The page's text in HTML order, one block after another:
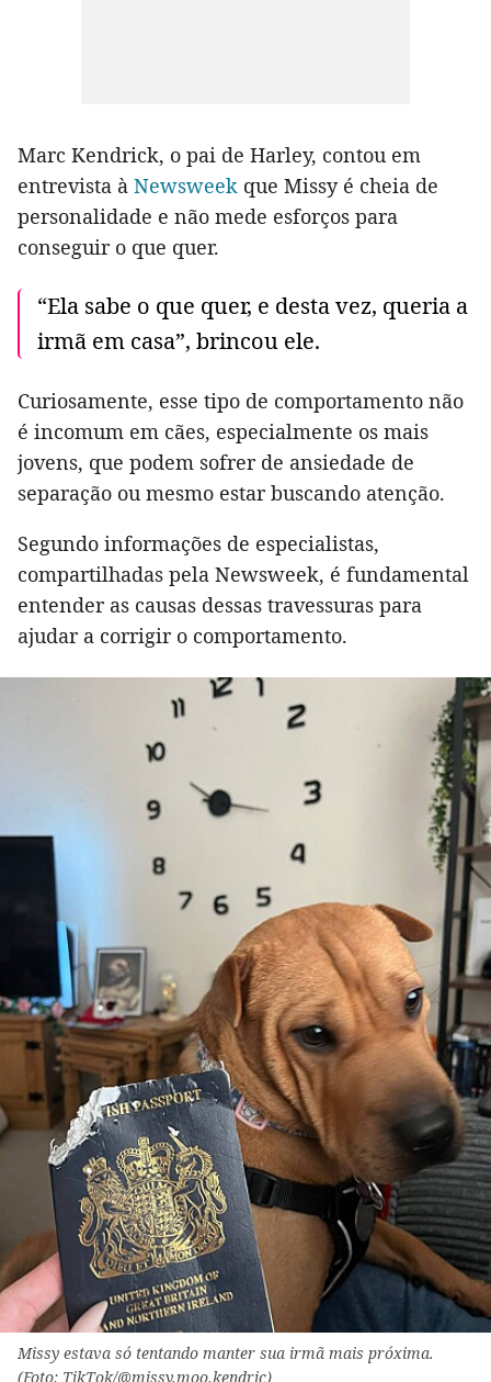
Marc Kendrick, o pai de Harley, contou em
entrevista à Newsweek que Missy é cheia de
personalidade e não mede esforços para
conseguir o que quer.
“Ela sabe o que quer, e desta vez, queria a
irmã em casa”, brincou ele.
Curiosamente, esse tipo de comportamento não
é incomum em cães, especialmente os mais
jovens, que podem sofrer de ansiedade de
separação ou mesmo estar buscando atenção.
Segundo informações de especialistas,
compartilhadas pela Newsweek, é fundamental
entender as causas dessas travessuras para
ajudar a corrigir o comportamento.
Missy estava só tentando manter sua irmã mais próxima.
(Foto: TikTok/@missy.moo.kendric)